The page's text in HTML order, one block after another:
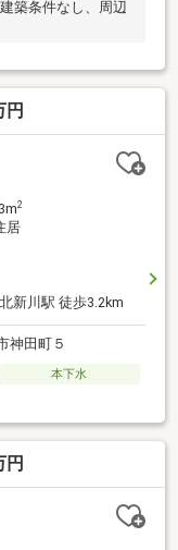
築条件なし、周辺
円
2
居
新川駅 徒歩3.2km
神田町５
本下水
円